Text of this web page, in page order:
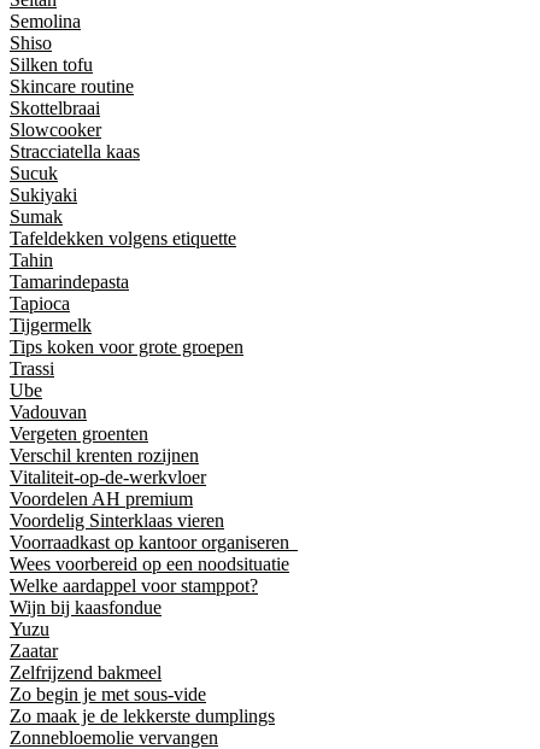
Semolina
Shiso
Silken tofu
Skincare routine
Skottelbraai
Slowcooker
Stracciatella kaas
Sucuk
Sukiyaki
Sumak
Tafeldekken volgens etiquette
Tahin
Tamarindepasta
Tapioca
Tijgermelk
Tips koken voor grote groepen
Trassi
Ube
Vadouvan
Vergeten groenten
Verschil krenten rozijnen
Vitaliteit-op-de-werkvloer
Voordelen AH premium
Voordelig Sinterklaas vieren
Voorraadkast op kantoor organiseren
Wees voorbereid op een noodsituatie
Welke aardappel voor stamppot?
Wijn bij kaasfondue
Yuzu
Zaatar
Zelfrijzend bakmeel
Zo begin je met sous-vide
Zo maak je de lekkerste dumplings
Zonnebloemolie vervangen